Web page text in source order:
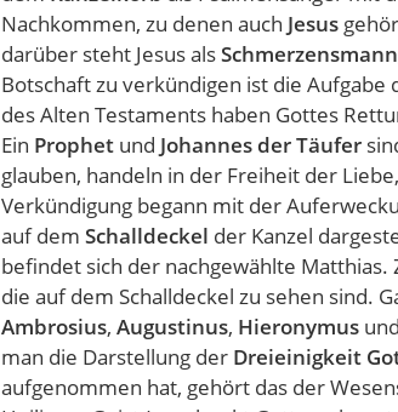
Nachkommen, zu denen auch Jesus
darüber steht Jesus alsSchmerzensmann
Botschaft zu verkündigen ist die Aufgabe
des Alten Testaments haben Gottes
Ein Prophet und Johannes der Täufer
glauben, handeln in der Freiheit der
Verkündigung begann mit der
auf dem Schalldeckel der Kanzel
befindet sich der nachgewählte
die auf dem Schalldeckel zu sehen sind.
Ambrosius, Augustinus, Hieronymus und
man die Darstellung der Dreieinigkeit
aufgenommen hat, gehört das der